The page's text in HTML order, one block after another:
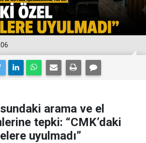
arama ve el
tepki: “CMK’daki
uyulmadı”